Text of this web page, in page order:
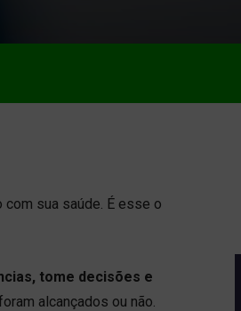
sua saúde. É esse o
tome decisões e
alcançados ou não.